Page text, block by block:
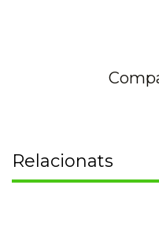
Relacionats